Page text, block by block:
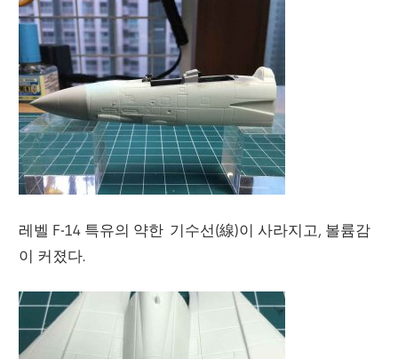
레벨 F-14 특유의 약한 기수선(線)이 사라지고, 볼륨감
이 커졌다.